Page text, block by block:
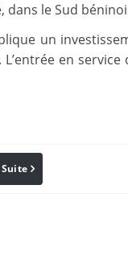
dans le Sud
un
en
Pinterest
Suite